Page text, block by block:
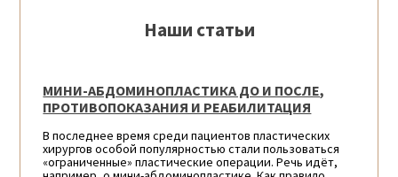
Наши статьи
МИНИ-АБДОМИНОПЛАСТИКА ДО И ПОСЛЕ,
ПРОТИВОПОКАЗАНИЯ И РЕАБИЛИТАЦИЯ
В последнее время среди пациентов пластических
хирургов особой популярностью стали пользоваться
«ограниченные» пластические операции. Речь идёт,